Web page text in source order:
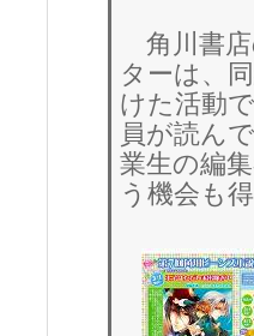
角川書店
ターは、
けた活動
員が読ん
業生の編
う機会も